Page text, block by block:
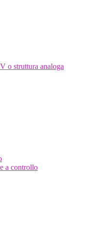
o struttura analoga
a controllo